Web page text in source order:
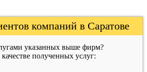
компаний в Саратове
указанных выше фирм?
полученных услуг: